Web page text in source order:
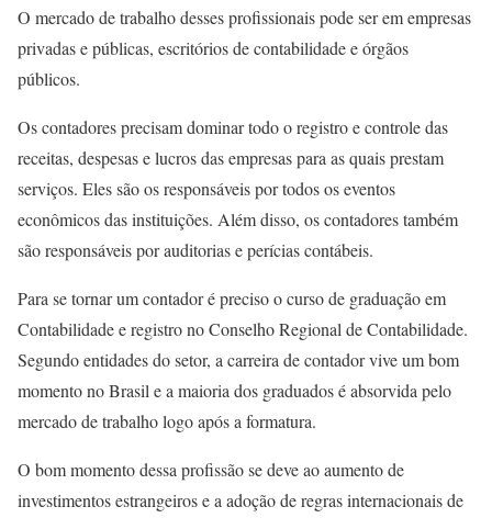
O mercado de trabalho desses profissionais pode ser em empresas
privadas e públicas, escritórios de contabilidade e órgãos
públicos.
Os contadores precisam dominar todo o registro e controle das
receitas, despesas e lucros das empresas para as quais prestam
serviços. Eles são os responsáveis por todos os eventos
econômicos das instituições. Além disso, os contadores também
são responsáveis por auditorias e perícias contábeis.
Para se tornar um contador é preciso o curso de graduação em
Contabilidade e registro no Conselho Regional de Contabilidade.
Segundo entidades do setor, a carreira de contador vive um bom
momento no Brasil e a maioria dos graduados é absorvida pelo
mercado de trabalho logo após a formatura.
O bom momento dessa profissão se deve ao aumento de
investimentos estrangeiros e a adoção de regras internacionais de